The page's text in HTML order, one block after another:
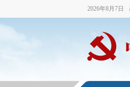
2026年8月 7 日